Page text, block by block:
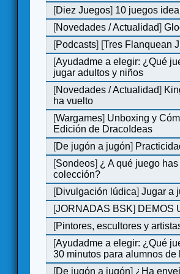
[Diez Juegos] 10 juegos
[Novedades / Actualidad]
[Podcasts] [Tres Flanquean
[Ayudadme a elegir: ¿Qué
jugar adultos y niños
[Novedades / Actualidad]
ha vuelto
[Wargames] Unboxing y
Edición de DracoIdeas
[De jugón a jugón]
[Sondeos] ¿ A qué juego
colección?
[Divulgación lúdica]Jugar a
[JORNADAS BSK] DEMOS
[Pintores, escultores y
[Ayudadme a elegir: ¿Qué
30 minutos para alumnos de
[De jugón a jugón] ¿Ha